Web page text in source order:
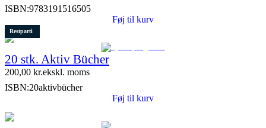
ISBN:9783191516505
Føj til kurv
Restparti
20 stk. Aktiv Bücher
200,00 kr.ekskl. moms
ISBN:20aktivbücher
Føj til kurv